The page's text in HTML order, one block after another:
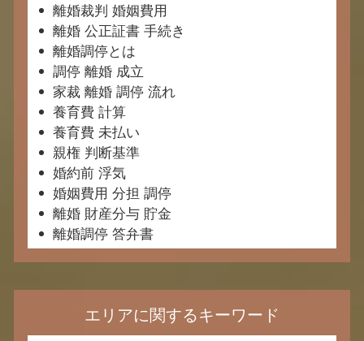
離婚裁判 婚姻費用
離婚 公正証書 手続き
離婚調停とは
調停 離婚 成立
家裁 離婚 調停 流れ
養育費 計算
養育費 未払い
親権 判断基準
婚約前 浮気
婚姻費用 分担 調停
離婚 財産分与 貯金
離婚調停 答弁書
エリアに関するキーワード